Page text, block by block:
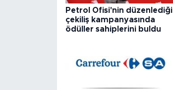
Petrol Ofisi'nin düzenlediği
çekiliş kampanyasında
ödüller sahiplerini buldu